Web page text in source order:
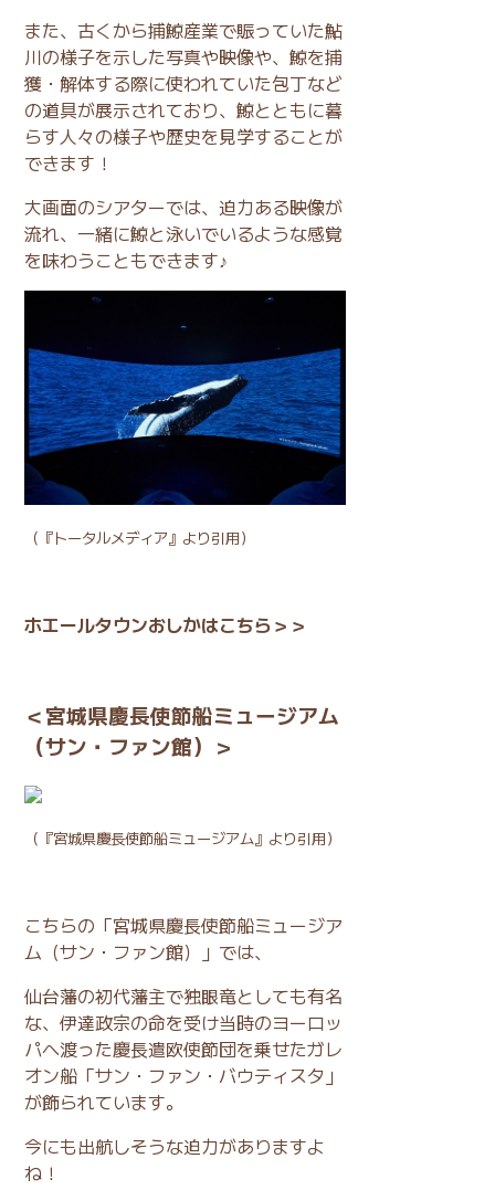
また、古くから捕鯨産業で賑っていた鮎
川の様子を示した写真や映像や、鯨を捕
獲・解体する際に使われていた包丁など
の道具が展示されており、鯨とともに暮
らす人々の様子や歴史を見学することが
できます！
大画面のシアターでは、迫力ある映像が
流れ、一緒に鯨と泳いでいるような感覚
を味わうこともできます♪
（ 『トータルメディア』 より引用）
ホエールタウンおしかはこちら＞＞
＜宮城県慶長使節船ミュージアム
（サン・ファン館）＞
（ 『宮城県慶長使節船ミュージアム』 より引用）
こちらの「宮城県慶長使節船ミュージア
ム（サン・ファン館）」では、
仙台藩の初代藩主で独眼竜としても有名
な、伊達政宗の命を受け当時のヨーロッ
パへ渡った慶長遣欧使節団を乗せたガレ
オン船「サン・ファン・バウティスタ」
が飾られています。
今にも出航しそうな迫力がありますよ
ね！